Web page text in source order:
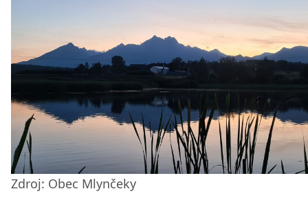
Zdroj: Obec Mlynčeky